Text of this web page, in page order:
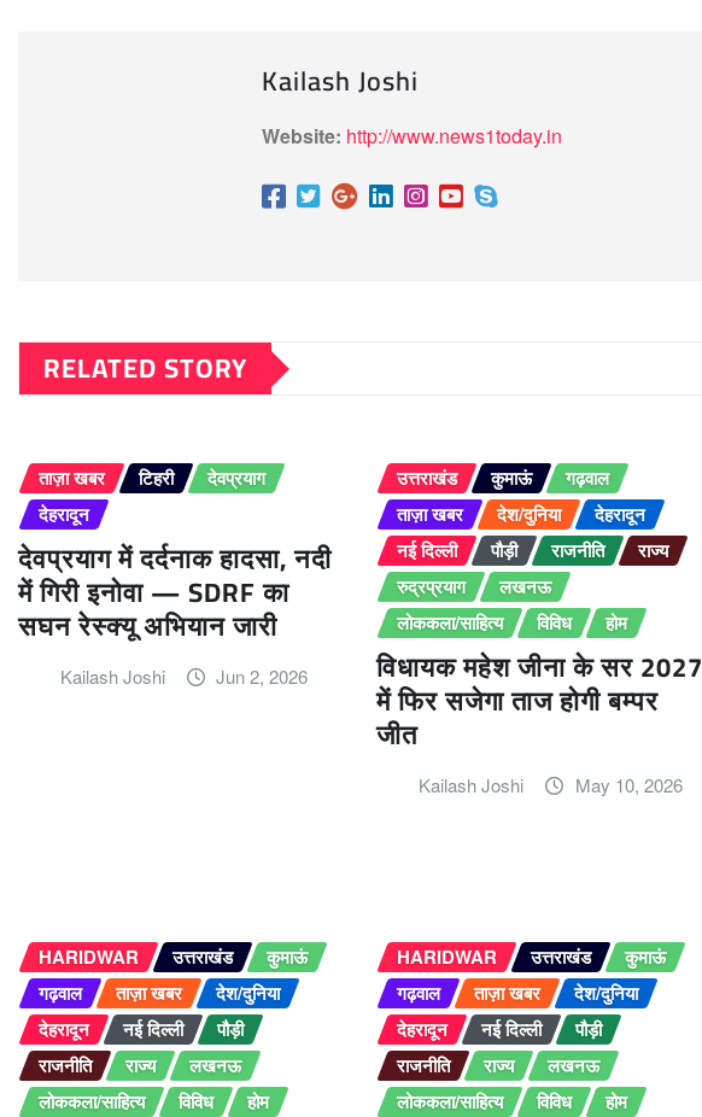
Kailash Joshi
Website: http://www.news1today.in
RELATED STORY
ताज़ा खबर टिहरी
देवप्रयाग
देहरादून
देवप्रयाग में दर्दनाक हादसा, नदी
में गिरी इनोवा — SDRF का
सघन रेस्क्यू अभियान जारी
Kailash Joshi Jun 2, 2026
उत्तराखंड कुमाऊं
गढ़वाल
ताज़ा खबर
देश/दुनिया
देहरादून
नई दिल्ली
पौड़ी राजनीति
राज्य
रुद्रप्रयाग
लखनऊ
लोककला/साहित्य
विविध होम
विधायक महेश जीना के सर 2027
में फिर सजेगा ताज होगी बम्पर
जीत
Kailash Joshi May 10, 2026
HARIDWAR उत्तराखंड
कुमाऊं
गढ़वाल
ताज़ा खबर
देश/दुनिया
देहरादून
नई दिल्ली
पौड़ी
राजनीति
राज्य
लखनऊ
लोककला/साहित्य
विविध होम
HARIDWAR उत्तराखंड
कुमाऊं
गढ़वाल
ताज़ा खबर
देश/दुनिया
देहरादून
नई दिल्ली
पौड़ी
राजनीति
राज्य
लखनऊ
लोककला/साहित्य
विविध होम